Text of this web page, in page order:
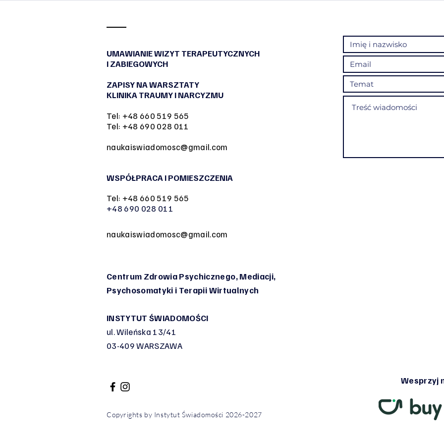
UMAWIANIE WIZYT TERAPEUTYCZNYCH
I ZABIEGOWYCH
ZAPISY NA WARSZTATY
KLINIKA TRAUMY I NARCYZMU
Tel: +48 660 519 565
Tel: +48 690 028 011
naukaiswiadomosc@gmail.com
WSPÓŁPRACA I POMIESZCZENIA
Tel: +48 660 519 565
+48 690 028 011
naukaiswiadomosc@gmail.com
Centrum Zdrowia Psychicznego, Mediacji,
Psychosomatyki i Terapii Wirtualnych
INSTYTUT ŚWIADOMOŚCI
ul. Wileńska 13/41
03-409 WARSZAWA
Wesprzyj
Copyrights by Instytut Świadomości 2026-2027